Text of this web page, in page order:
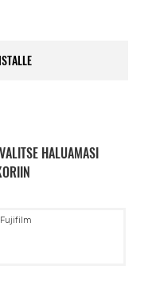
HALUAMASI
Fujifilm